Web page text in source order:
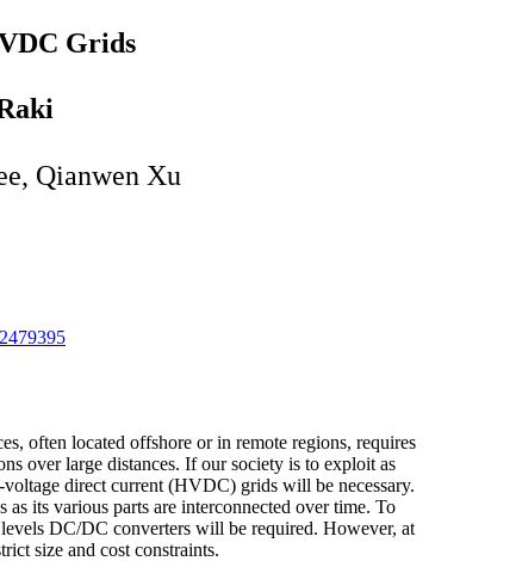
Grids
Qianwen Xu
often located offshore or in remote regions, requires
over large distances. If our society is to exploit as
direct current (HVDC) grids will be necessary.
its various parts are interconnected over time. To
DC/DC converters will be required. However, at
size and cost constraints.